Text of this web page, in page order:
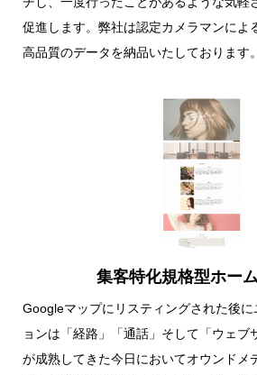
促進します。弊社は認定カメラマンによ
高品質のデータを納品いたしております。
集客特化規格型ホー
Googleマップにリスティングされた後
ョンは「経路」「通話」そして「ウェブ
が成熟してきた今日においてオウンドメ